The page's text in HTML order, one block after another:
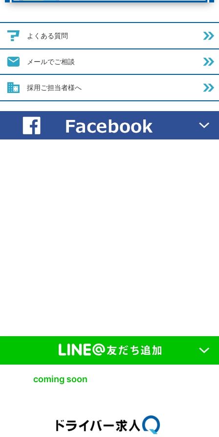
よくある質問
メールでご相談
採用ご担当者様へ
coming soon